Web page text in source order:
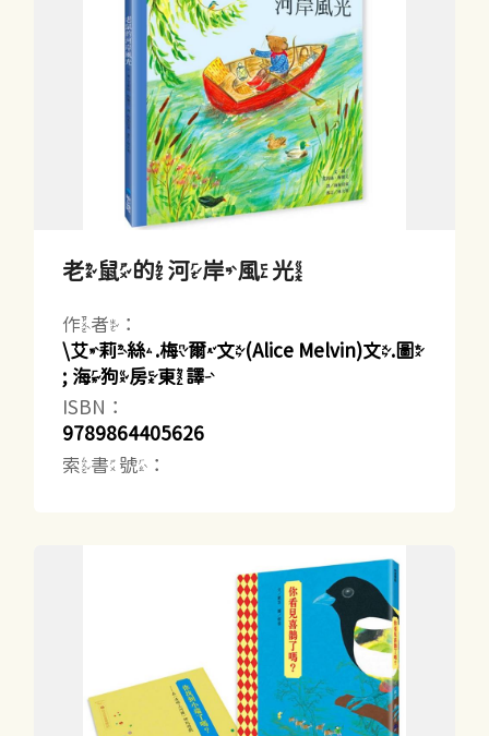
老鼠的河岸風光
作者：
\艾莉絲.梅爾文(Alice Melvin)文.圖
; 海狗房東譯
ISBN：
9789864405626
索書號：